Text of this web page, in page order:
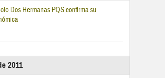
Dos Hermanas PQS confirma su
2011